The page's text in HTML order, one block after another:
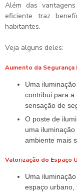
Além das
eficiente traz
habitantes.
Veja alguns deles:
Aumento da Segurança
Uma iluminação adequada nas ruas e espaços públicos
contribui para a
sensação de
O poste de iluminação publica aço galvanizado assegura
uma
ambiente mais
Valorização do Espaço
Uma iluminação pública bem planejada e eficiente valoriza o
espaço urbano,